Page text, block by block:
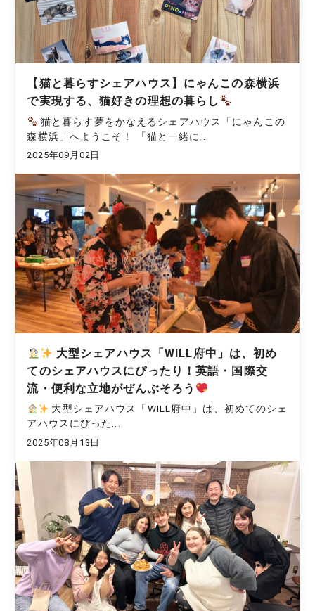
【猫と暮らすシェアハウス】にゃんこの森横浜
で実現する、猫好きの理想の暮らし
猫と暮らす夢をかなえるシェアハウス「にゃんこの
森横浜」へようこそ！ 「猫と一緒に...
2025年09月02日
大型シェアハウス「WILL府中」は、初め
てのシェアハウスにぴったり！英語・国際交
流・便利な立地がぜんぶそろう
大型シェアハウス「WILL府中」は、初めてのシェ
アハウスにぴった...
2025年08月13日